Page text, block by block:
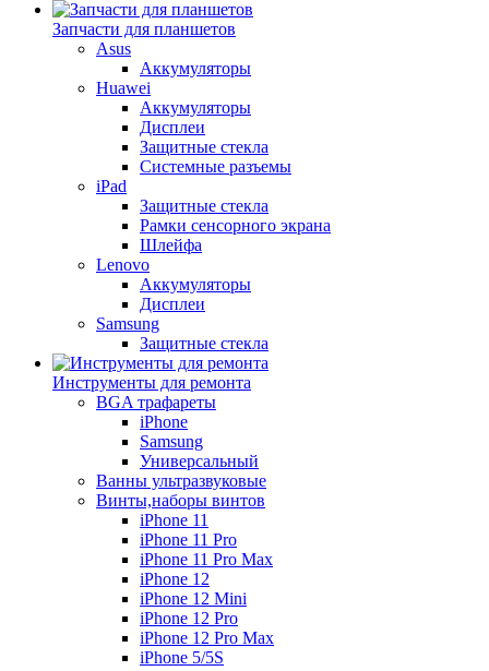
Запчасти для планшетов
Asus
Аккумуляторы
Huawei
Аккумуляторы
Дисплеи
Защитные стекла
Системные разъемы
iPad
Защитные стекла
Рамки сенсорного экрана
Шлейфа
Lenovo
Аккумуляторы
Дисплеи
Samsung
Защитные стекла
Инструменты для ремонта
BGA трафареты
iPhone
Samsung
Универсальный
Ванны ультразвуковые
Винты,наборы винтов
iPhone 11
iPhone 11 Pro
iPhone 11 Pro Max
iPhone 12
iPhone 12 Mini
iPhone 12 Pro
iPhone 12 Pro Max
iPhone 5/5S